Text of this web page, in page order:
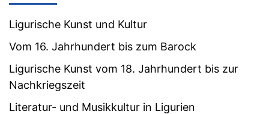
Ligurische Kunst und Kultur
Vom 16. Jahrhundert bis zum Barock
Ligurische Kunst vom 18. Jahrhundert bis zur
Nachkriegszeit
Literatur- und Musikkultur in Ligurien